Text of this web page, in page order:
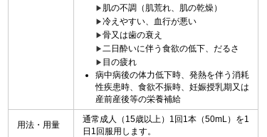
▶︎ 肌の不調（肌荒れ、肌の乾燥）
▶︎冷えやすい、血行が悪い
▶︎骨又は歯の衰え
▶︎ 二日酔いに伴う食欲の低下、だるさ
▶︎ 目の疲れ
病中病後の体力低下時、発熱を伴う消耗
性疾患時、食欲不振時、妊娠授乳期又は
産前産後等の栄養補給
用法・用量
通常成人（15歳以上）1回1本（50mL）を1
日1回服用します。